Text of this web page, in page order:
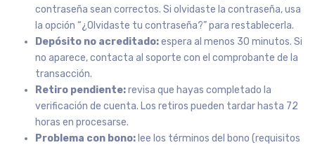
contraseña sean correctos. Si olvidaste la contraseña, usa
la opción “¿Olvidaste tu contraseña?” para restablecerla.
Depósito no acreditado:espera al menos 30 minutos. Si
no aparece, contacta al soporte con el comprobante de la
transacción.
Retiro pendiente:revisa que hayas completado la
verificación de cuenta. Los retiros pueden tardar hasta 72
horas en procesarse.
Problema con bono: lee los términos del bono (requisitos